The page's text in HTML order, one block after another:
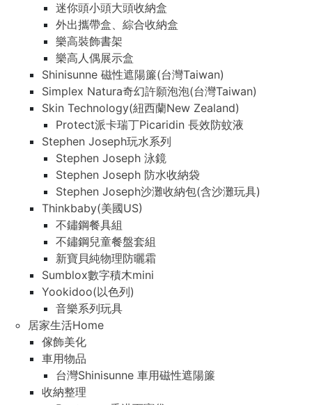
迷你頭小頭大頭收納盒
外出攜帶盒、綜合收納盒
樂高裝飾書架
樂高人偶展示盒
Shinisunne 磁性遮陽簾(台灣Taiwan)
Simplex Natura奇幻許願泡泡(台灣Taiwan)
Skin Technology(紐西蘭New Zealand)
Protect派卡瑞丁Picaridin 長效防蚊液
Stephen Joseph玩水系列
Stephen Joseph 泳鏡
Stephen Joseph 防水收納袋
Stephen Joseph沙灘收納包(含沙灘玩具)
Thinkbaby(美國US)
不鏽鋼餐具組
不鏽鋼兒童餐盤套組
新寶貝純物理防曬霜
Sumblox數字積木mini
Yookidoo(以色列)
音樂系列玩具
居家生活Home
傢飾美化
車用物品
台灣Shinisunne 車用磁性遮陽簾
收納整理